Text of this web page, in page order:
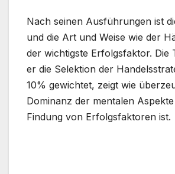
Nach seinen Ausführungen ist
und die Art und Weise wie der
der wichtigste Erfolgsfaktor. Die
er die Selektion der
10% gewichtet, zeigt wie
Dominanz der mentalen
Findung von Erfolgsfaktoren ist.